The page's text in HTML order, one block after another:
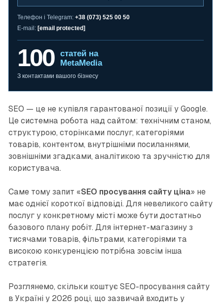
Телефон і Telegram: +38 (073) 525 00 50
E-mail: [email protected]
100
статей на
MetaMedia
З контактами вашого бізнесу
SEO — це не купівля гарантованої позиції у Google.
Це системна робота над сайтом: технічним станом,
структурою, сторінками послуг, категоріями
товарів, контентом, внутрішніми посиланнями,
зовнішніми згадками, аналітикою та зручністю для
користувача.
Саме тому запит «SEO просування сайту ціна» не
має однієї короткої відповіді. Для невеликого сайту
послуг у конкретному місті може бути достатньо
базового плану робіт. Для інтернет-магазину з
тисячами товарів, фільтрами, категоріями та
високою конкуренцією потрібна зовсім інша
стратегія.
Розглянемо, скільки коштує SEO-просування сайту
в Україні у 2026 році, що зазвичай входить у